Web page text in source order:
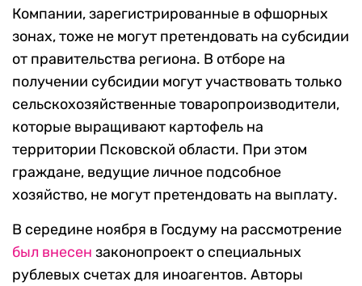
Компании, зарегистрированные в офшорных
зонах, тоже не могут претендовать на субсидии
от правительства региона. В отборе на
получении субсидии могут участвовать только
сельскохозяйственные товаропроизводители,
которые выращивают картофель на
территории Псковской области. При этом
граждане, ведущие личное подсобное
хозяйство, не могут претендовать на выплату.
В середине ноября в Госдуму на рассмотрение
был внесен законопроект о специальных
рублевых счетах для иноагентов. Авторы